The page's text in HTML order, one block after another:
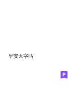
早安大字貼